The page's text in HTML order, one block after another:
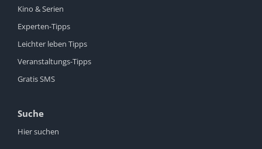
Kino & Serien
Experten-Tipps
Leichter leben Tipps
Veranstaltungs-Tipps
Gratis SMS
Suche
Hier suchen